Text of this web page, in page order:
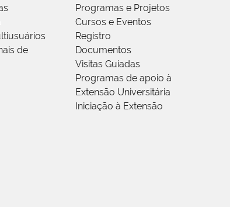
de
Programas e Projetos
Cursos e Eventos
Registro
Documentos
Visitas Guiadas
Programas de apoio à
Extensão Universitária
Iniciação à Extensão